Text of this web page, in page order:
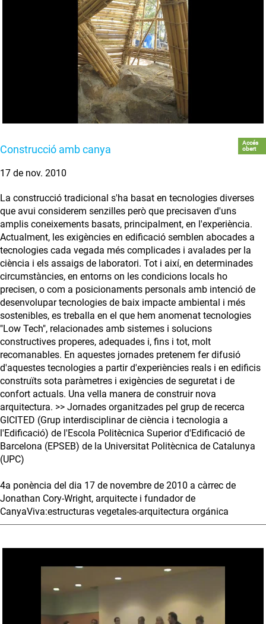
Construcció amb canya
Accés
obert
17 de nov. 2010
La construcció tradicional s'ha basat en tecnologies diverses
que avui considerem senzilles però que precisaven d'uns
amplis coneixements basats, principalment, en l'experiència.
Actualment, les exigències en edificació semblen abocades a
tecnologies cada vegada més complicades i avalades per la
ciència i els assaigs de laboratori. Tot i així, en determinades
circumstàncies, en entorns on les condicions locals ho
precisen, o com a posicionaments personals amb intenció de
desenvolupar tecnologies de baix impacte ambiental i més
sostenibles, es treballa en el que hem anomenat tecnologies
"Low Tech", relacionades amb sistemes i solucions
constructives properes, adequades i, fins i tot, molt
recomanables. En aquestes jornades pretenem fer difusió
d'aquestes tecnologies a partir d'experiències reals i en edificis
construïts sota paràmetres i exigències de seguretat i de
confort actuals. Una vella manera de construir nova
arquitectura. >> Jornades organitzades pel grup de recerca
GICITED (Grup interdisciplinar de ciència i tecnologia a
l'Edificació) de l'Escola Politècnica Superior d'Edificació de
Barcelona (EPSEB) de la Universitat Politècnica de Catalunya
(UPC)
4a ponència del dia 17 de novembre de 2010 a càrrec de
Jonathan Cory-Wright, arquitecte i fundador de
CanyaViva:estructuras vegetales-arquitectura orgánica